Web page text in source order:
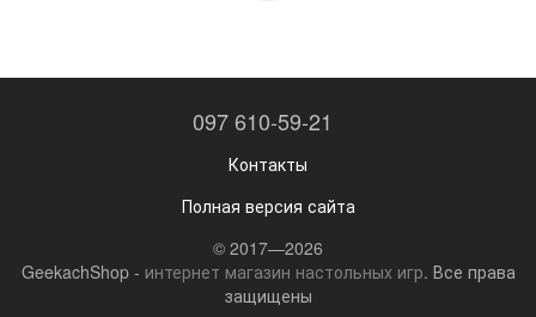
097 610-59-21
Контакты
Полная версия сайта
© 2017—2026
GeekachShop - интернет магазин настольных игр. Все права
защищены